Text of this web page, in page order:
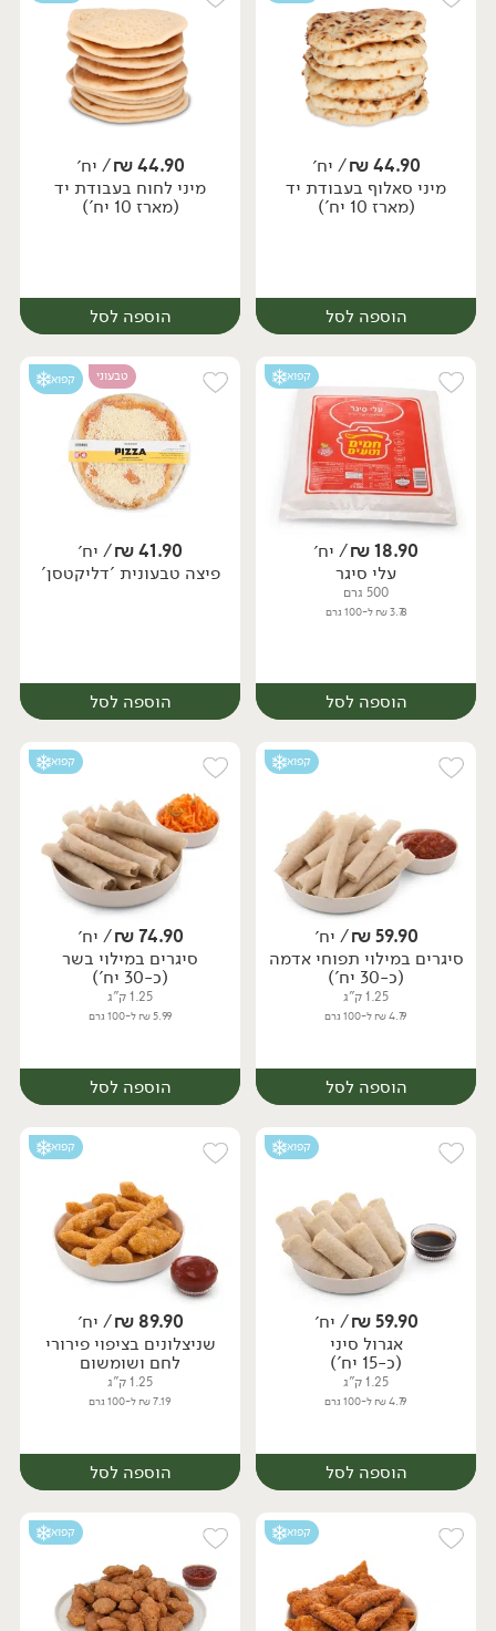
יח׳ יח׳
44.90
₪/ יח׳
מיני סאלוף בעבודת יד
(מארז 10 יח')
הוספה לסל
יח׳
44.90
₪/ יח׳
מיני לחוח בעבודת יד
(מארז 10 יח')
הוספה לסל
יח׳
קפוא
18.90
₪/ יח׳
עלי סיגר
500 גרם
3.78 ₪ ל-100 גרם
הוספה לסל
יח׳
טבעוני קפוא
41.90
₪/ יח׳
פיצה טבעונית 'דליקטסן'
הוספה לסל
יח׳
קפוא
59.90
₪/ יח׳
סיגרים במילוי תפוחי אדמה
(כ-30 יח')
1.25 ק"ג
4.79 ₪ ל-100 גרם
הוספה לסל
יח׳
קפוא
74.90
₪/ יח׳
סיגרים במילוי בשר
(כ-30 יח')
1.25 ק"ג
5.99 ₪ ל-100 גרם
הוספה לסל
יח׳
קפוא
59.90
₪/ יח׳
אגרול סיני
(כ-15 יח')
1.25 ק"ג
4.79 ₪ ל-100 גרם
הוספה לסל
קפוא
89.90
₪/ יח׳
שניצלונים בציפוי פירורי
לחם ושומשום
1.25 ק"ג
7.19 ₪ ל-100 גרם
הוספה לסל
קפוא קפוא